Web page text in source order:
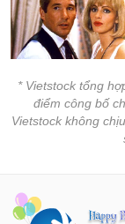
* Vietstock tổng
điểm công bố
Vietstock không
chính